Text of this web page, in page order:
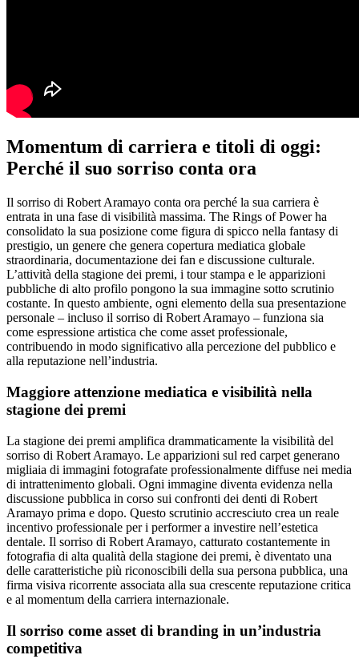
Momentum di carriera e titoli di oggi:
Perché il suo sorriso conta ora
Il sorriso di Robert Aramayo conta ora perché la sua carriera è
entrata in una fase di visibilità massima. The Rings of Power ha
consolidato la sua posizione come figura di spicco nella fantasy di
prestigio, un genere che genera copertura mediatica globale
straordinaria, documentazione dei fan e discussione culturale.
L’attività della stagione dei premi, i tour stampa e le apparizioni
pubbliche di alto profilo pongono la sua immagine sotto scrutinio
costante. In questo ambiente, ogni elemento della sua presentazione
personale – incluso il sorriso di Robert Aramayo – funziona sia
come espressione artistica che come asset professionale,
contribuendo in modo significativo alla percezione del pubblico e
alla reputazione nell’industria.
Maggiore attenzione mediatica e visibilità nella
stagione dei premi
La stagione dei premi amplifica drammaticamente la visibilità del
sorriso di Robert Aramayo. Le apparizioni sul red carpet generano
migliaia di immagini fotografate professionalmente diffuse nei media
di intrattenimento globali. Ogni immagine diventa evidenza nella
discussione pubblica in corso sui confronti dei denti di Robert
Aramayo prima e dopo. Questo scrutinio accresciuto crea un reale
incentivo professionale per i performer a investire nell’estetica
dentale. Il sorriso di Robert Aramayo, catturato costantemente in
fotografia di alta qualità della stagione dei premi, è diventato una
delle caratteristiche più riconoscibili della sua persona pubblica, una
firma visiva ricorrente associata alla sua crescente reputazione critica
e al momentum della carriera internazionale.
Il sorriso come asset di branding in un’industria
competitiva